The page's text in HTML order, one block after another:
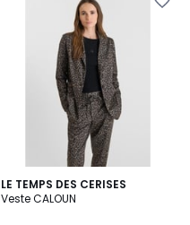
LE TEMPS DES CERISES
Veste CALOUN